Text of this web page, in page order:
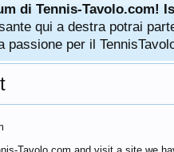
di Tennis-Tavolo.com!
qui a destra potrai
passione per il